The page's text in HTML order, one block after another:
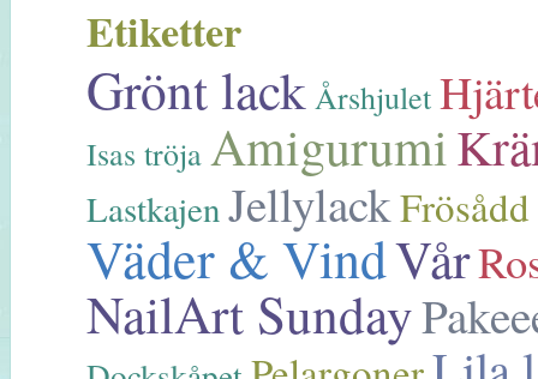
Etiketter
Grönt lack Årshjulet
Isas tröja Amigurumi
LastkajenJellylackFrösådd
Väder & VindVår
NailArt Sunday